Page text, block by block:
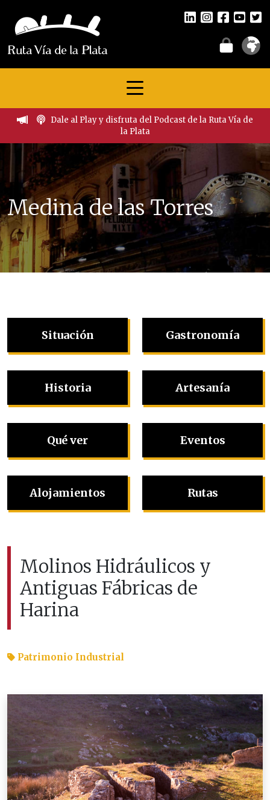
Dale al Play y disfruta del Podcast de la Ruta Vía de
la Plata
Medina de las Torres
Situación
Historia
Qué ver
Alojamientos
Gastronomía
Artesanía
Eventos
Rutas
Molinos Hidráulicos y
Antiguas Fábricas de
Harina
Patrimonio Industrial